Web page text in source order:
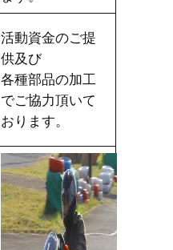
活動資金のご提
供及び
各種部品の加工
でご協力頂いて
おります。